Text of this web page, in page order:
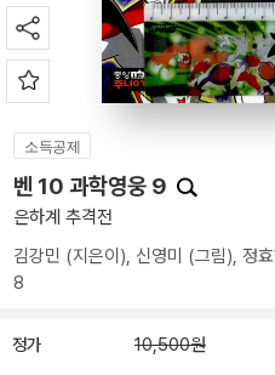
소득공제
벤 10 과학영웅 9
은하계 추격전
김강민 (지은이), 신영미 (그림), 정
8
정가 10,500원